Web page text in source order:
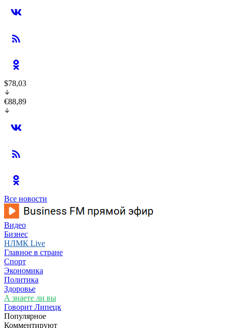
$78,03
€88,89
Все новости
Видео
Бизнес
НЛМК Live
Главное в стране
Спорт
Экономика
Политика
Здоровье
А знаете ли вы
Говорит Липецк
Популярное
Комментируют